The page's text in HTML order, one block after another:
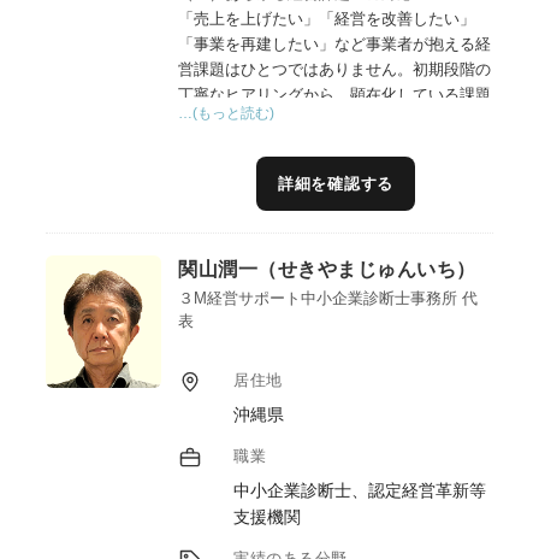
「売上を上げたい」「経営を改善したい」
「事業を再建したい」など事業者が抱える経
営課題はひとつではありません。初期段階の
丁寧なヒアリングから、顕在化している課題
のみならず、経営者が気づいていない潜在的
（２）専門性の高いアドバイス
経営、財務、組織、マーケティング、ブラン
つ一つの課題解決により事業者を最終ゴール
へと導きます。
（３）相談対応から自走までフォローする伴
目先の課題解決だけではなく、将来の目標に
伴走支援します。
（４）他の支援機関、専門家との連携による
…(もっと読む)
詳細を確認する
関山潤一（せきやまじゅんいち）
３M経営サポート中小企業診断士事務所 代
表
居住地
沖縄県
職業
中小企業診断士、認定経営革新等
支援機関